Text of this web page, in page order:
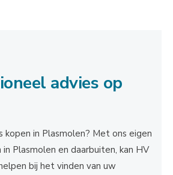
advies op
kopen in Plasmolen? Met ons eigen
in Plasmolen en daarbuiten, kan HV
bij het vinden van uw